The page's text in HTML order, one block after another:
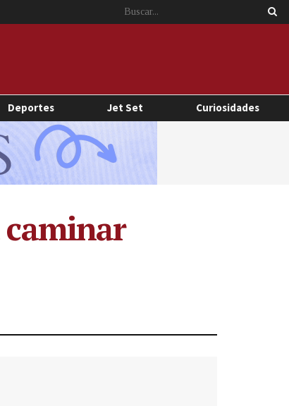
Deportes Jet Set Curiosidades
caminar